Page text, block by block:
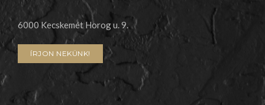
6000 Kecskemét Horog u. 9.
ÍRJON NEKÜNK!